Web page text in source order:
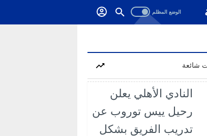
شائعة
النادي الأهلي يعلن
رحيل ييس توروب عن
تدريب الفريق بشكل